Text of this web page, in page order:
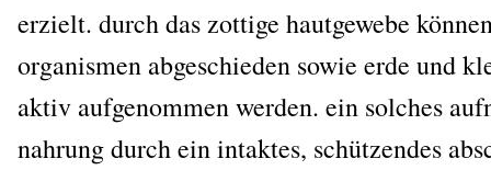
erzielt. durch das zot­ti­ge haut­ge­we­be
orga­nis­men abge­schie­den sowie erde und
aktiv auf­ge­nom­men wer­den. ein sol­ches
nah­rung durch ein intak­tes, schüt­zen­des